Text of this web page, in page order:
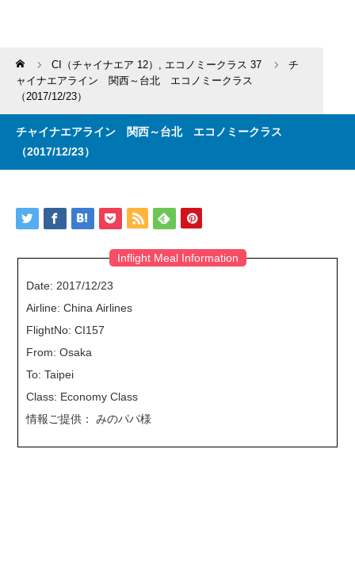
Home CI（チャイナエア 12） , エコノミークラス 37
チ
ャイナエアライン 関西～台北 エコノミークラス
（2017/12/23）
チャイナエアライン 関西～台北 エコノミークラス
（2017/12/23）
Inflight Meal Information
Date: 2017/12/23
Airline: China Airlines
FlightNo: CI157
From: Osaka
To: Taipei
Class: Economy Class
情報ご提供： みのパパ様